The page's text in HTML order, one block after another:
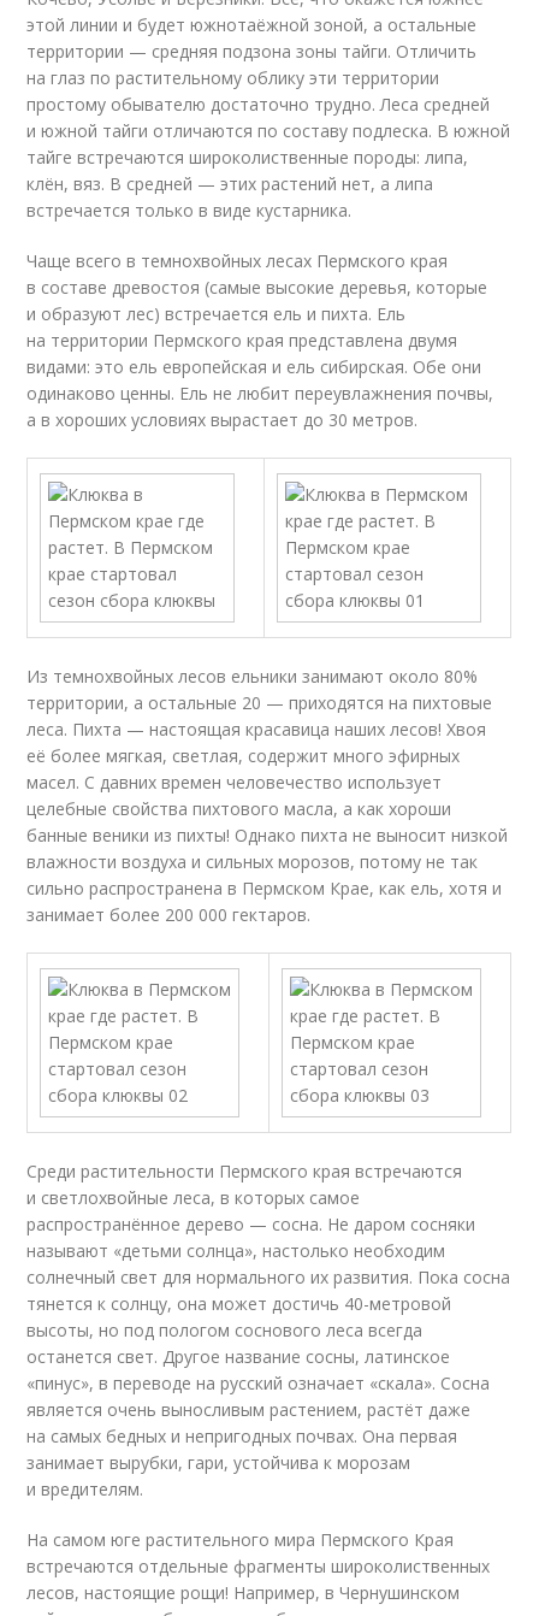
этой линии и будет южнотаёжной зоной, а остальные
территории — средняя подзона зоны тайги. Отличить
на глаз по растительному облику эти территории
простому обывателю достаточно трудно. Леса средней
и южной тайги отличаются по составу подлеска. В южной
тайге встречаются широколиственные породы: липа,
клён, вяз. В средней — этих растений нет, а липа
встречается только в виде кустарника.
Чаще всего в темнохвойных лесах Пермского края
в составе древостоя (самые высокие деревья, которые
и образуют лес) встречается ель и пихта. Ель
на территории Пермского края представлена двумя
видами: это ель европейская и ель сибирская. Обе они
одинаково ценны. Ель не любит переувлажнения почвы,
а в хороших условиях вырастает до 30 метров.
Из темнохвойных лесов ельники занимают около 80%
территории, а остальные 20 — приходятся на пихтовые
леса. Пихта — настоящая красавица наших лесов! Хвоя
её более мягкая, светлая, содержит много эфирных
масел. С давних времен человечество использует
целебные свойства пихтового масла, а как хороши
банные веники из пихты! Однако пихта не выносит низкой
влажности воздуха и сильных морозов, потому не так
сильно распространена в Пермском Крае, как ель, хотя и
занимает более 200 000 гектаров.
Среди растительности Пермского края встречаются
и светлохвойные леса, в которых самое
распространённое дерево — сосна. Не даром сосняки
называют «детьми солнца», настолько необходим
солнечный свет для нормального их развития. Пока сосна
тянется к солнцу, она может достичь 40-метровой
высоты, но под пологом соснового леса всегда
останется свет. Другое название сосны, латинское
«пинус», в переводе на русский означает «скала». Сосна
является очень выносливым растением, растёт даже
на самых бедных и непригодных почвах. Она первая
занимает вырубки, гари, устойчива к морозам
и вредителям.
На самом юге растительного мира Пермского Края
встречаются отдельные фрагменты широколиственных
лесов, настоящие рощи! Например, в Чернушинском